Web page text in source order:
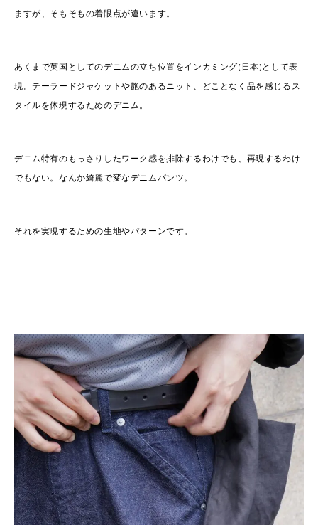
ますが、そもそもの着眼点が違います。
あくまで英国としてのデニムの立ち位置をインカミング(日本)として表
現。テーラードジャケットや艶のあるニット、どことなく品を感じるス
タイルを体現するためのデニム。
デニム特有のもっさりしたワーク感を排除するわけでも、再現するわけ
でもない。なんか綺麗で変なデニムパンツ。
それを実現するための生地やパターンです。